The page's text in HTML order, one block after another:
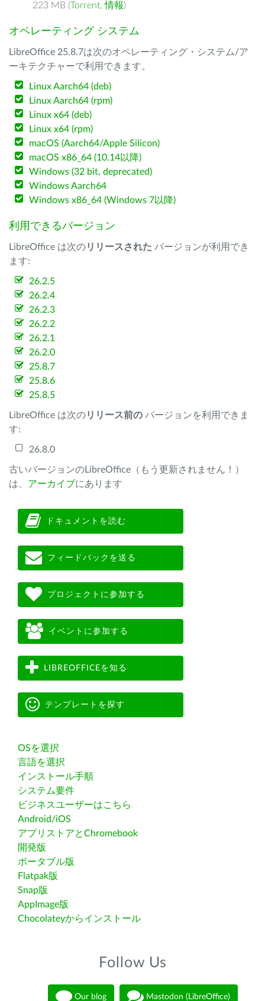
223 MB (Torrent,情報)
オペレーティング システム
LibreOffice 25.8.7は次のオペレーティング・システム/ア
ーキテクチャーで利用できます。
Linux Aarch64 (deb)
Linux Aarch64 (rpm)
Linux x64 (deb)
Linux x64 (rpm)
macOS (Aarch64/Apple Silicon)
macOS x86_64 (10.14以降)
Windows (32 bit, deprecated)
Windows Aarch64
Windows x86_64 (Windows 7以降)
利用できるバージョン
LibreOffice は次のリリースされた バージョンが利用でき
ます:
26.2.5
26.2.4
26.2.3
26.2.2
26.2.1
26.2.0
25.8.7
25.8.6
25.8.5
LibreOffice は次のリリース前の バージョンを利用できま
す:
26.8.0
古いバージョンのLibreOffice（もう更新されません！）
は、 アーカイブにあります
ドキュメントを読む
フィードバックを送る
プロジェクトに参加する
イベントに参加する
LIBREOFFICEを知る
テンプレートを探す
OSを選択
言語を選択
インストール手順
システム要件
ビジネスユーザーはこちら
Android/iOS
アプリストアとChromebook
開発版
ポータブル版
Flatpak版
Snap版
AppImage版
Chocolateyからインストール
Follow Us
Our blog Mastodon (LibreOffice)